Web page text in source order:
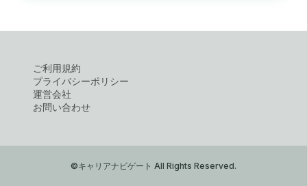
ご利用規約
プライバシーポリシー
運営会社
お問い合わせ
©キャリアナビゲート All Rights Reserved.